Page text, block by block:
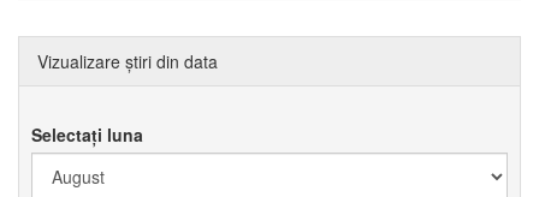
Vizualizare știri din data
Selectați luna